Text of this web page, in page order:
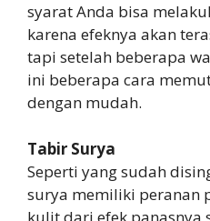
syarat Anda bisa
karena efeknya akan
tapi setelah beberapa
ini beberapa cara
dengan mudah.
Tabir Surya
Seperti yang sudah
surya memiliki peranan
kulit dari efek panasnya